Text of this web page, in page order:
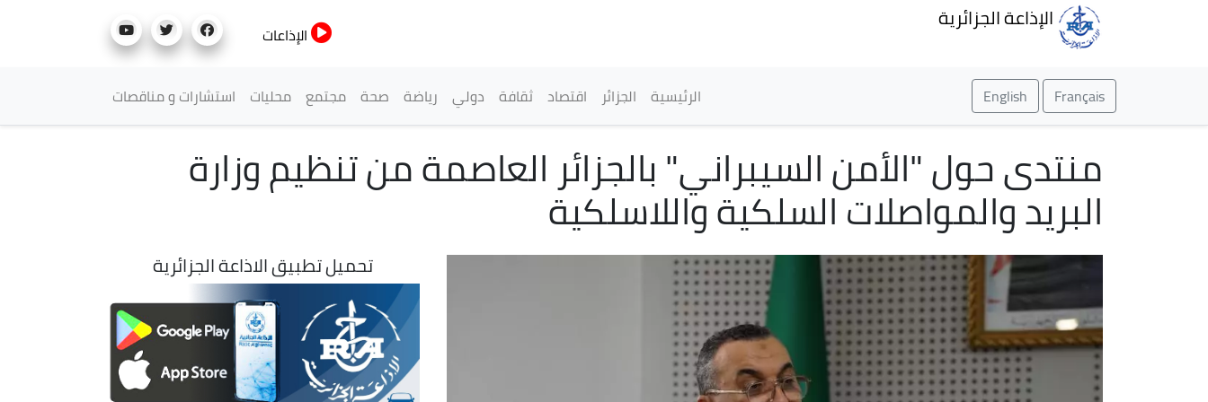
الإذاعة الجزائرية
الإذاعات
Français
English القائمة الرئيسية
الرئيسية الجزائر اقتصاد ثقافة دولي رياضة صحة مجتمع محليات استشارات و مناقصات
منتدى حول "الأمن السيبراني" بالجزائر العاصمة من تنظيم وزارة
البريد والمواصلات السلكية واللاسلكية
تحميل تطبيق الاذاعة الجزائرية